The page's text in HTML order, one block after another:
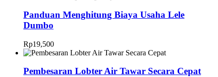
Panduan Menghitung Biaya Usaha Lele
Dumbo
Rp19,500
Pembesaran Lobter Air Tawar Secara Cepat